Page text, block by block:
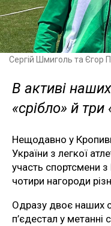
Сергій Шмиголь та Єгор
В активі
«срібло» й три
Нещодавно у
України з легкої
участь спортсмени
чотири нагороди
Одразу двоє наших
п’єдестал у метанні